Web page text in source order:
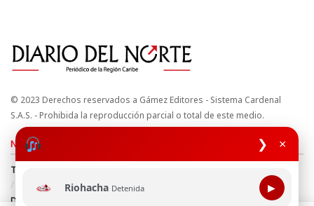
❯ ×
Riohacha Detenida ▶
© 2023 Derechos reservados a Gámez Editores - Sistema Cardenal
S.A.S. - Prohibida la reproducción parcial o total de este medio.
Nuestros sitios
Términos y Condiciones
Política de uso de cookies
Política de Tratamiento de Datos
Directrices Editoriales